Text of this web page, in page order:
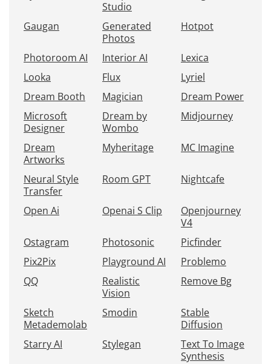
Studio
Gaugan
Generated
Photos
Hotpot
Photoroom AI Interior AI
Lexica
Looka
Flux
Lyriel
Dream Booth
Magician
Dream Power
Microsoft
Designer
Dream by
Wombo
Midjourney
Dream
Artworks
Myheritage MC Imagine
Neural Style
Transfer
Room GPT Nightcafe
Open Ai Openai S Clip
Openjourney
V4
Ostagram
Photosonic
Picfinder
Pix2Pix
Playground AI
Problemo
QQ
Realistic
Vision
Remove Bg
Sketch
Metademolab
Smodin
Stable
Diffusion
Starry AI
Stylegan
Text To Image
Synthesis